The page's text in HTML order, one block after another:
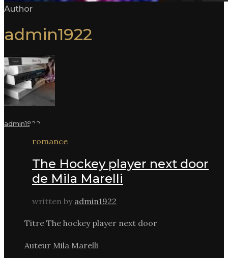
Author
admin1922
admin1922
romance
The Hockey player next door
de Mila Marelli
written by admin1922
Titre The hockey player next door
Auteur Mila Marelli